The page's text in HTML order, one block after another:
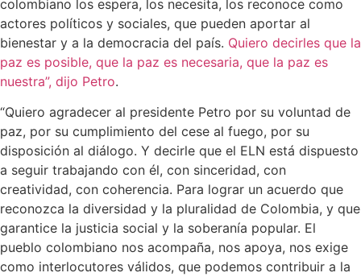
colombiano los espera, los necesita, los reconoce como
actores políticos y sociales, que pueden aportar al
bienestar y a la democracia del país. Quiero decirles que la
paz es posible, que la paz es necesaria, que la paz es
nuestra”, dijo Petro.
“Quiero agradecer al presidente Petro por su voluntad de
paz, por su cumplimiento del cese al fuego, por su
disposición al diálogo. Y decirle que el ELN está dispuesto
a seguir trabajando con él, con sinceridad, con
creatividad, con coherencia. Para lograr un acuerdo que
reconozca la diversidad y la pluralidad de Colombia, y que
garantice la justicia social y la soberanía popular. El
pueblo colombiano nos acompaña, nos apoya, nos exige
como interlocutores válidos, que podemos contribuir a la